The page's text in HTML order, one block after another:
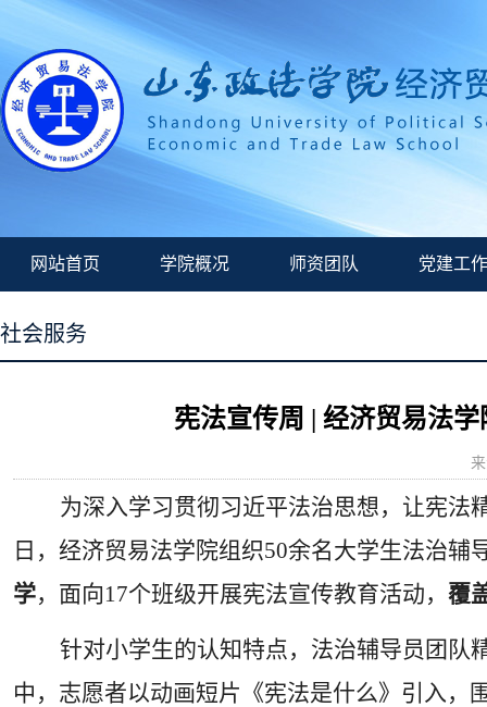
网站首页 学院概况 师资团队 党建工作
社会服务
宪法宣传周 | 经济贸易法
为深入学习贯彻习近平法治思想，让宪法
日，经济贸易法学院组织50余名大学生法治辅
学，面向17个班级开展宪法宣传教育活动， 覆
针对小学生的认知特点，法治辅导员团队
中，志愿者以动画短片《宪法是什么》引入，